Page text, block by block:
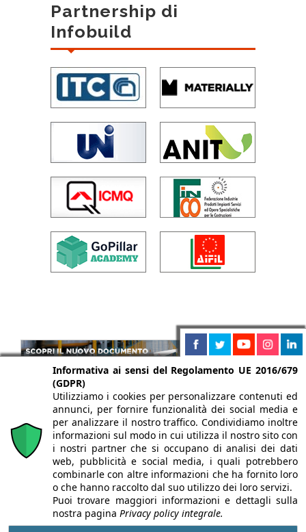
Partnership di
Infobuild
Informativa ai sensi del Regolamento UE 2016/679
(GDPR)
Utilizziamo i cookies per personalizzare contenuti ed
annunci, per fornire funzionalità dei social media e
per analizzare il nostro traffico. Condividiamo inoltre
informazioni sul modo in cui utilizza il nostro sito con
i nostri partner che si occupano di analisi dei dati
web, pubblicità e social media, i quali potrebbero
combinarle con altre informazioni che ha fornito loro
o che hanno raccolto dal suo utilizzo dei loro servizi.
Puoi trovare maggiori informazioni e dettagli sulla
nostra pagina Privacy policy integrale.